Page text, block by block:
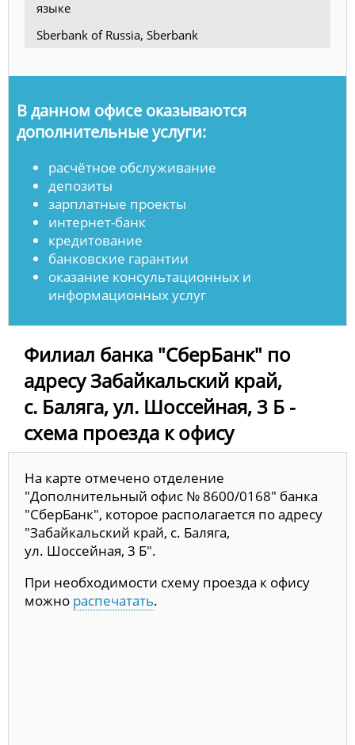
языке
Sberbank of Russia, Sberbank
В данном офисе оказываются
дополнительные услуги:
расчётное обслуживание
депозиты
зарплатные проекты
интернет-банк
кредитование
банковские гарантии
оказание консультационных и
информационных услуг
Филиал банка "СберБанк" по
адресу Забайкальский край,
с. Баляга, ул. Шоссейная, 3 Б -
схема проезда к офису
На карте отмечено отделение
"Дополнительный офис № 8600/0168" банка
"СберБанк", которое располагается по адресу
"Забайкальский край, с. Баляга,
ул. Шоссейная, 3 Б".
При необходимости схему проезда к офису
можно распечатать.